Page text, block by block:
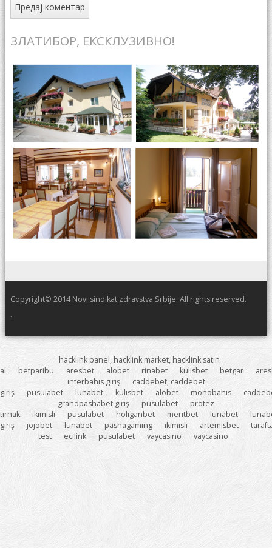
ЗЛАТИБОР, ЕКСКЛУЗИВНО!
Copyright© 2014 Novi sindikat zdravstva Srbije. All rights reserved.
.
hacklink panel, hacklink market, hacklink satın
al
betparibu aresbet alobet rinabet kulisbet betgar
interbahis giriş
caddebet, caddebet
giriş
pusulabet lunabet kulisbet alobet monobahis
grandpashabet giriş
pusulabet
protez
tırnak
ikimisli pusulabet holiganbet meritbet lunabet
giriş
jojobet lunabet pashagaming ikimisli artemisbet
test
ecilink pusulabet vaycasino vaycasino